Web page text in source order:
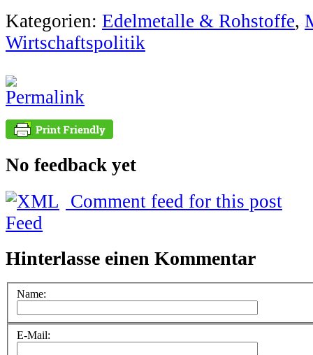
Kategorien: Edelmetalle & Rohstoffe,
Wirtschaftspolitik
No feedback yet
Comment feed for this post
Hinterlasse einen Kommentar
Name:
E-Mail: